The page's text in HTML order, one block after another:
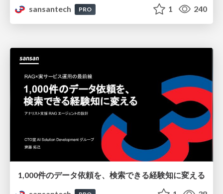
sansantech
PRO 1 240
1,000件のデータ依頼を、検索できる経験知に変える